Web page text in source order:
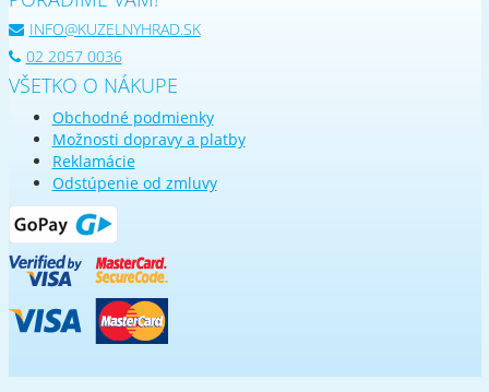
INFO@KUZELNYHRAD.SK
02 2057 0036
VŠETKO O NÁKUPE
Obchodné podmienky
Možnosti dopravy a platby
Reklamácie
Odstúpenie od zmluvy